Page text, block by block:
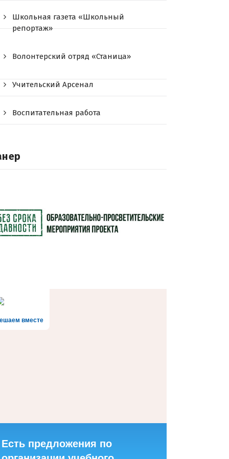
Школьная газета «Школьный
репортаж»
Волонтерский отряд «Станица»
Учительский Арсенал
Воспитательная работа
вместе
Есть предложения по